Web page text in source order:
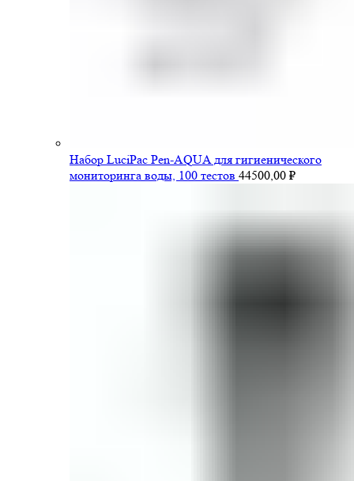
Набор LuciPac Pen-AQUA для гигиенического
мониторинга воды, 100 тестов 44500,00 ₽